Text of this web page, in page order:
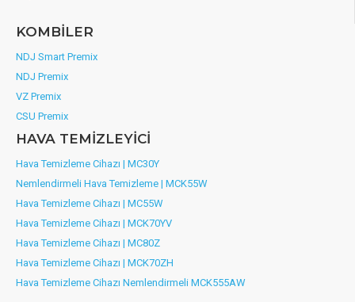
KOMBİLER
NDJ Smart Premix
NDJ Premix
VZ Premix
CSU Premix
HAVA TEMİZLEYİCİ
Hava Temizleme Cihazı | MC30Y
Nemlendirmeli Hava Temizleme | MCK55W
Hava Temizleme Cihazı | MC55W
Hava Temizleme Cihazı | MCK70YV
Hava Temizleme Cihazı | MC80Z
Hava Temizleme Cihazı | MCK70ZH
Hava Temizleme Cihazı Nemlendirmeli MCK555AW